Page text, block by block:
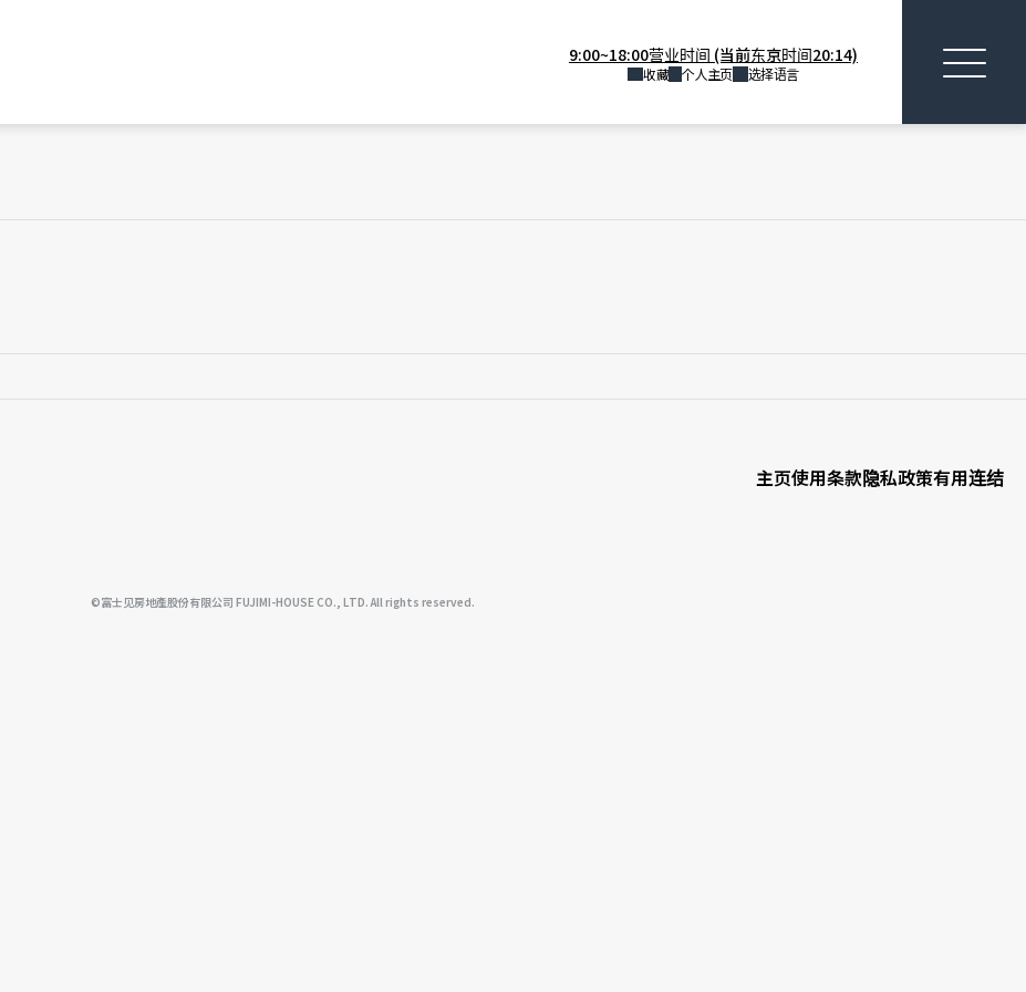
9:00~18:00营业时间 (当前东京时间20:14)
收藏 个人主页 选择语言
主页使用条款隐私政策有用连结
©富士见房地產股份有限公司 FUJIMI-HOUSE CO., LTD. All rights reserved.